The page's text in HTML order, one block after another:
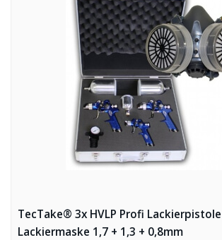
TecTake® 3x HVLP Profi
Lackiermaske 1,7 + 1,3 + 0,8mm